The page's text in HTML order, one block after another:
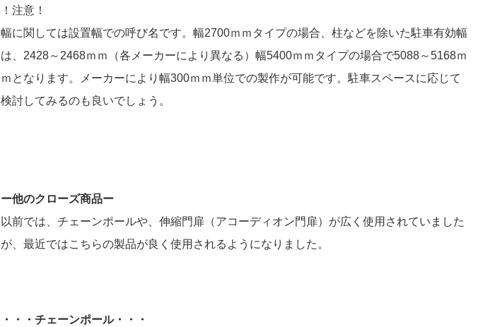
！注意！
幅に関しては設置幅での呼び名です。幅2700ｍｍタイプの場合、柱などを除いた駐車有効幅
は、2428～2468ｍｍ（各メーカーにより異なる）幅5400ｍｍタイプの場合で5088～5168ｍ
ｍとなります。メーカーにより幅300ｍｍ単位での製作が可能です。駐車スペースに応じて
検討してみるのも良いでしょう。
ー他のクローズ商品ー
以前では、チェーンポールや、伸縮門扉（アコーディオン門扉）が広く使用されていました
が、最近ではこちらの製品が良く使用されるようになりました。
・・・チェーンポール・・・